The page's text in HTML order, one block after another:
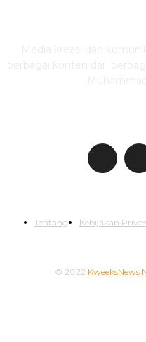
© 2022 KweeksNews
Tentang Kebijakan